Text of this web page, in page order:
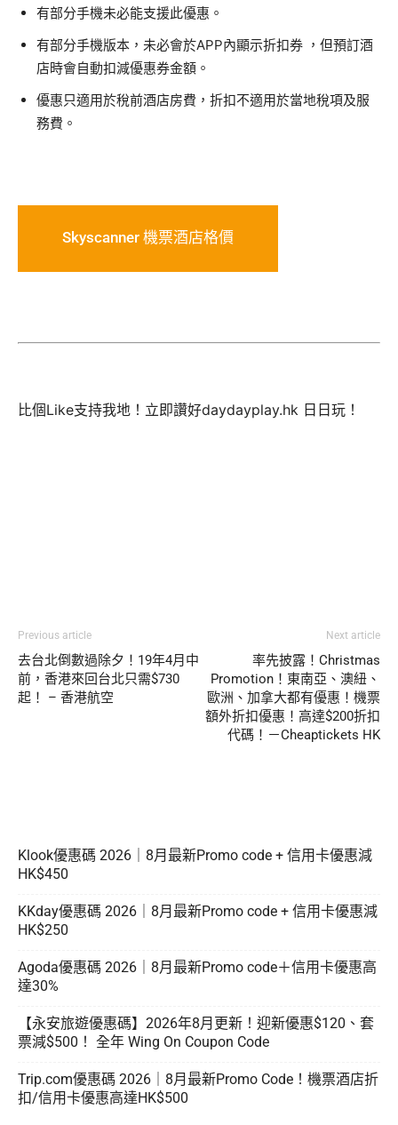
有部分手機未必能支援此優惠。
有部分手機版本，未必會於APP內顯示折扣券 ，但預訂酒
店時會自動扣減優惠券金額。
優惠只適用於稅前酒店房費，折扣不適用於當地稅項及服
務費。
Skyscanner 機票酒店格價
比個Like支持我地！立即讚好daydayplay.hk 日日玩！
Previous article
去台北倒數過除夕！19年4月中
前，香港來回台北只需$730
起！ – 香港航空
Next article
率先披露！Christmas
Promotion！東南亞、澳紐、
歐洲、加拿大都有優惠！機票
額外折扣優惠！高達$200折扣
代碼！－Cheaptickets HK
Klook優惠碼 2026｜8月最新Promo code + 信用卡優惠減
HK$450
KKday優惠碼 2026｜8月最新Promo code + 信用卡優惠減
HK$250
Agoda優惠碼 2026｜8月最新Promo code＋信用卡優惠高
達30%
【永安旅遊優惠碼】2026年8月更新！迎新優惠$120、套
票減$500！ 全年 Wing On Coupon Code
Trip.com優惠碼 2026｜8月最新Promo Code！機票酒店折
扣/信用卡優惠高達HK$500